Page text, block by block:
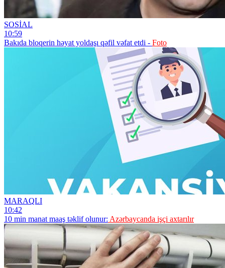
SOSİAL
10:59
Bakıda bloqerin həyat yoldaşı qəfil vəfat etdi - Foto
MARAQLI
10:42
10 min manat maaş təklif olunur: Azərbaycanda işçi axtarılır